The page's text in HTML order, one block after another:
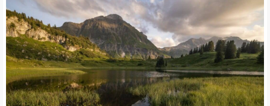
Step Up Ring 46-58mm - Gör filtergängan större